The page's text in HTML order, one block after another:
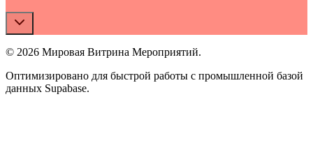
© 2026 Мировая Витрина Мероприятий.
Оптимизировано для быстрой работы с промышленной базой
данных Supabase.